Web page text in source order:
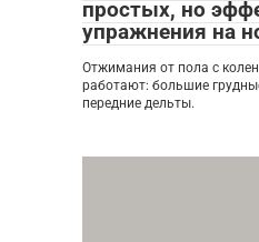
простых, но
упражнения на
Отжимания от пола с
работают: большие
передние дельты.